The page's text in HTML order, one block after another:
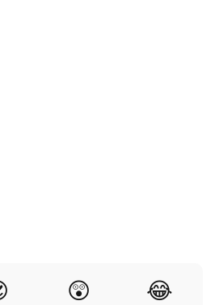
😲 😂